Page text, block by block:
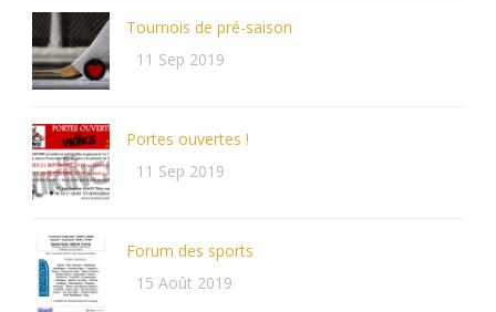
Tournois de pré-saison
11 Sep 2019
Portes ouvertes !
11 Sep 2019
Forum des sports
15 Août 2019